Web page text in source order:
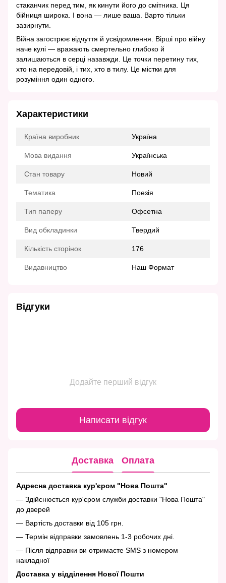
стаканчик перед тим, як кинути його до смітника. Ця
бійниця широка. І вона — лише ваша. Варто тільки
зазирнути.
Війна загострює відчуття й усвідомлення. Вірші про війну
наче кулі — вражають смертельно глибоко й
залишаються в серці назавжди. Це точки перетину тих,
хто на передовій, і тих, хто в тилу. Це містки для
розуміння один одного.
Характеристики
Країна виробник Україна
Мова видання Українська
Стан товару Новий
Тематика Поезія
Тип паперу Офсетна
Вид обкладинки Твердий
Кількість сторінок 176
Видавництво Наш Формат
Відгуки
Додайте перший відгук
Написати відгук
Доставка Оплата
Адресна доставка кур'єром "Нова Пошта"
— Здійснюється кур'єром служби доставки "Нова Пошта"
до дверей
— Вартість доставки від 105 грн.
— Термін відправки замовлень 1-3 робочих дні.
— Після відправки ви отримаєте SMS з номером
накладної
Доставка у відділення Нової Пошти